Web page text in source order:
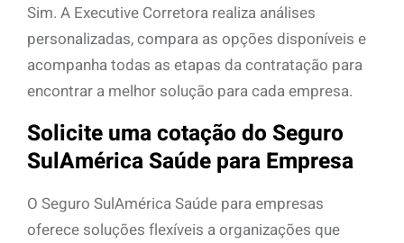
Sim. A Executive Corretora realiza análises
personalizadas, compara as opções disponíveis e
acompanha todas as etapas da contratação para
encontrar a melhor solução para cada empresa.
Solicite uma cotação do Seguro
SulAmérica Saúde para Empresa
O Seguro SulAmérica Saúde para empresas
oferece soluções flexíveis a organizações que